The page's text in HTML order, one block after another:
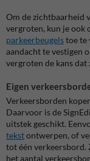
Om de zichtbaarheid
vergroten, kun je ook
parkeerbeugelstoe te
aandacht te vestigen
vergroten de kans dat
Eigen
Verkeersborden
Daarvoor is de
uitstek geschikt.
tekstontwerpen, of
tot één verkeersbord.
het aantal